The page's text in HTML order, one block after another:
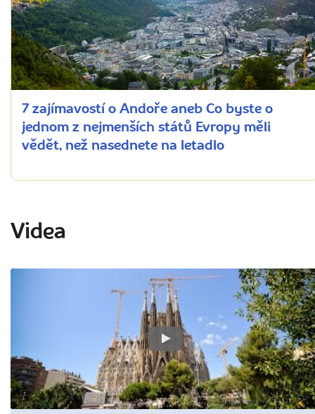
7 zajímavostí o Andoře aneb Co byste o
jednom z nejmenších států Evropy měli
vědět, než nasednete na letadlo
Videa